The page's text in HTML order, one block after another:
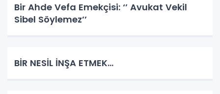
Bir Ahde Vefa Emekçisi: ‘’ Avukat Vekil
Sibel Söylemez’’
BİR NESİL İNŞA ETMEK…